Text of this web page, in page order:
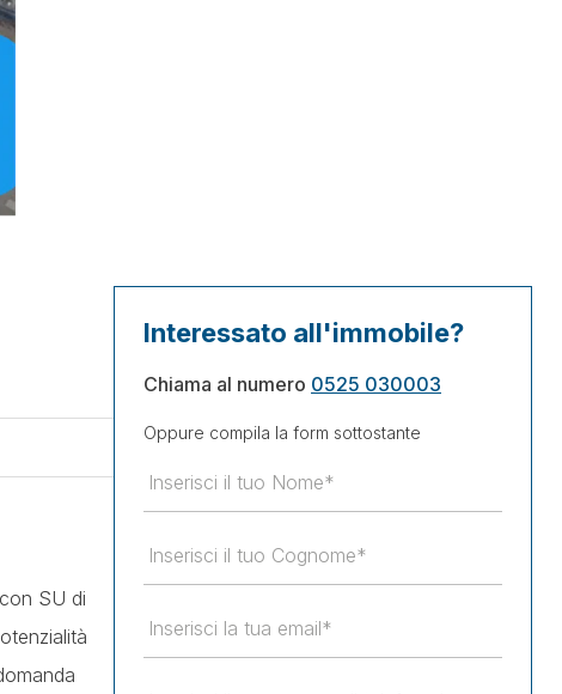
SU di
Interessato all'immobile?
Chiama al numero 0525 030003
Oppure compila la form sottostante